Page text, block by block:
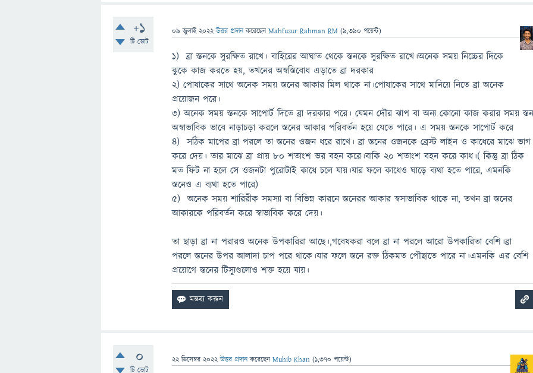
+1
টি ভোট
09 জুলাই 2022 উত্তর প্রদান করেছেনMahfuzur Rahman RM (9,390 পয়েন্ট)
১) ব্রা স্তনকে সুরক্ষিত রাখে। বাহিরের আঘাত থেকে স্তনকে সুরক্ষিত রাখে।অনেক সময় নিচ্চের দিকে
ঝুকে কাজ করতে হয়, তখনের অস্বস্তিবোধ এড়াতে ব্রা দরকার
২) পোষাকের সাথে অনেক সময় স্তনের আকার মিল থাকে না।পোষাকের সাথে মানিয়ে নিতে ব্রা অনেক
প্রয়োজন পরে।
৩) অনেক সময় স্তনকে সাপোর্ট দিতে ব্রা দরকার পরে। যেমন দৌর ঝাপ বা অন্য কোনো কাজ করার সময়
অস্বাভাবিক ভাবে নাড়াচড়া করলে স্তনের আকার পরিবর্তন হয়ে যেতে পারে। এ সময় স্তনকে সাপোর্ট করে
৪) সঠিক মাপের ব্রা পরলে তা স্তনের ওজন ধরে রাখে। ব্রা স্তনের ওজনকে ব্রেস্ট লাইন ও কাধেরে মাঝে ভাগ
করে দেয়। তার মাঝে ব্রা প্রায় ৮০ শতাংশ ভর বহন করে।বাকি ২০ শতাংশ বহন করে কাধ।( কিন্তু ব্রা ঠিক
মত ফিট না হলে সে ওজনটা পুরোটাই কাধে চলে যায়।যার ফলে কাধেও ঘাড়ে ব্যথা হতে পারে, এমনকি
স্তনেও এ ব্যথা হতে পারে)
৫) অনেক সময় শারিরীক সমস্যা বা বিভিন্ন কারনে স্তনেরর আকার স্বসাভাবিক থাকে না, তখন ব্রা স্তনের
আকারকে পরিবর্তন করে স্বাভাবিক করে দেয়।
তা ছাড়া ব্রা না পরারও অনেক উপকারিরা আছে।,গবেষকরা বলে ব্রা না পরলে আরো উপকারিতা বেশি।ব্রা
পরলে স্তনের উপর আলাদা চাপ পরে থাকে।যার ফলে স্তনে রক্ত ঠিকমত পৌছাতে পারে না।এমনকি এর বেশি
প্রয়োগে স্তনের টিস্যুগুলোও শক্ত হয়ে যায়।
0
টি ভোট
22 ডিসেম্বর 2022 উত্তর প্রদান করেছেনMuhib Khan (1,370 পয়েন্ট)